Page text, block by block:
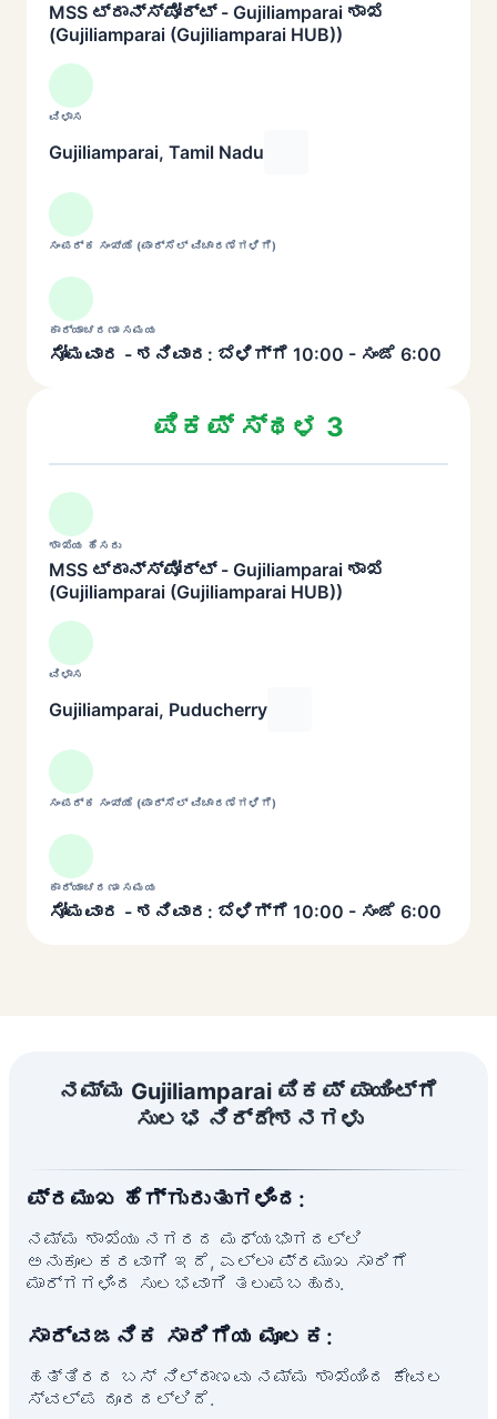
MSS ಟ್ರಾನ್ಸ್‌ಪೋರ್ಟ್ - Gujiliamparai ಶಾಖೆ
(Gujiliamparai (Gujiliamparai HUB))
ವಿಳಾಸ
Gujiliamparai, Tamil Nadu
ಸಂಪರ್ಕ ಸಂಖ್ಯೆ (ಪಾರ್ಸೆಲ್ ವಿಚಾರಣೆಗಳಿಗೆ)
ಕಾರ್ಯಾಚರಣಾ ಸಮಯ
ಸೋಮವಾರ - ಶನಿವಾರ: ಬೆಳಿಗ್ಗೆ 10:00 - ಸಂಜೆ 6:00
ಪಿಕಪ್ ಸ್ಥಳ 3
ಶಾಖೆಯ ಹೆಸರು
MSS ಟ್ರಾನ್ಸ್‌ಪೋರ್ಟ್ - Gujiliamparai ಶಾಖೆ
(Gujiliamparai (Gujiliamparai HUB))
ವಿಳಾಸ
Gujiliamparai, Puducherry
ಸಂಪರ್ಕ ಸಂಖ್ಯೆ (ಪಾರ್ಸೆಲ್ ವಿಚಾರಣೆಗಳಿಗೆ)
ಕಾರ್ಯಾಚರಣಾ ಸಮಯ
ಸೋಮವಾರ - ಶನಿವಾರ: ಬೆಳಿಗ್ಗೆ 10:00 - ಸಂಜೆ 6:00
ನಮ್ಮ Gujiliamparai ಪಿಕಪ್ ಪಾಯಿಂಟ್‌ಗೆ
ಸುಲಭ ನಿರ್ದೇಶನಗಳು
ಪ್ರಮುಖ ಹೆಗ್ಗುರುತುಗಳಿಂದ:
ನಮ್ಮ ಶಾಖೆಯು ನಗರದ ಮಧ್ಯಭಾಗದಲ್ಲಿ
ಅನುಕೂಲಕರವಾಗಿ ಇದೆ, ಎಲ್ಲಾ ಪ್ರಮುಖ ಸಾರಿಗೆ
ಮಾರ್ಗಗಳಿಂದ ಸುಲಭವಾಗಿ ತಲುಪಬಹುದು.
ಸಾರ್ವಜನಿಕ ಸಾರಿಗೆಯ ಮೂಲಕ:
ಹತ್ತಿರದ ಬಸ್ ನಿಲ್ದಾಣವು ನಮ್ಮ ಶಾಖೆಯಿಂದ ಕೇವಲ
ಸ್ವಲ್ಪ ದೂರದಲ್ಲಿದೆ.